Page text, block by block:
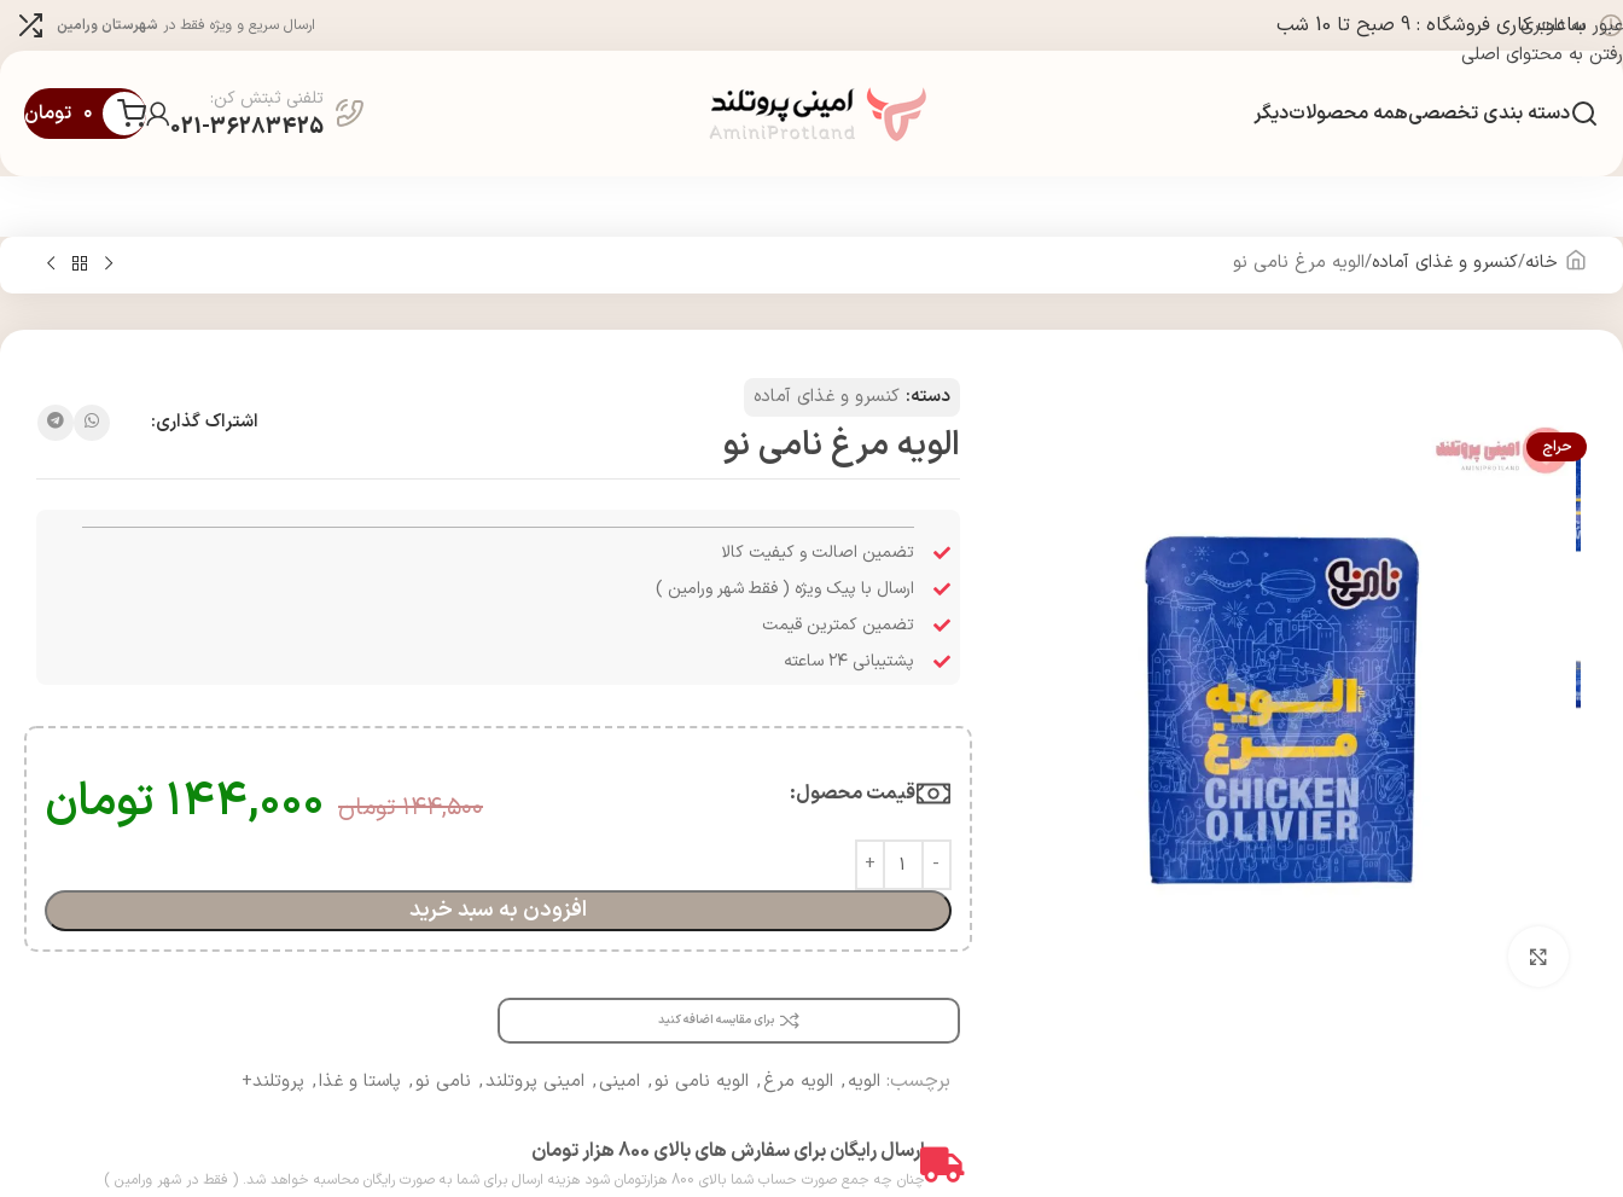
عبور به ناوبری
رفتن به محتوای اصلی
ساعت کاری فروشگاه : 9 صبح تا 10 شب ارسال سریع و ویژه فقط در شهرستان ورامین
دسته بندی تخصصیهمه محصولاتدیگر
تلفنی ثبتش کن:
021-36283425 ۰ تومان
خانه کنسرو و غذای آماده الویه مرغ نامی نو
حراج
دسته: کنسرو و غذای آماده
الویه مرغ نامی نو اشتراک گذاری:
تضمین اصالت و کیفیت کالا
ارسال با پیک ویژه ( فقط شهر ورامین )
تضمین کمترین قیمت
پشتیبانی ۲۴ ساعته
قیمت محصول:​ ۱۴۴,۵۰۰ تومان ۱۴۴,۰۰۰ تومان
افزودن به سبد خرید
برای مقایسه اضافه کنید
برچسب: الویه, الویه مرغ, الویه نامی نو, امینی, امینی پروتلند, نامی نو, پاستا و غذا, پروتلند+
ارسال رایگان برای سفارش های بالای 800 هزار تومان
چنان چه جمع صورت حساب شما بالای 800 هزارتومان شود هزینه ارسال برای شما به صورت رایگان محاسبه خواهد شد. ( فقط در شهر ورامین )